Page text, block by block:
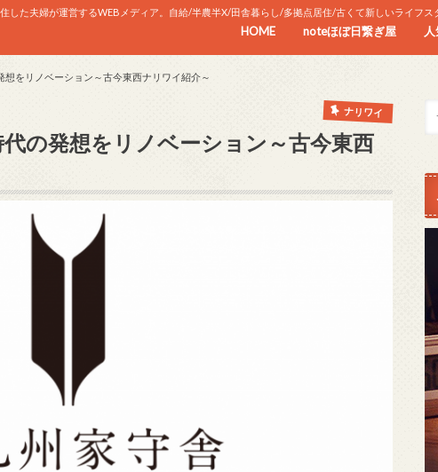
した夫婦が運営するWEBメディア。自給/半農半X/田舎暮らし/多拠点居住/古くて新しいライフス
HOME noteほぼ日繋ぎ屋
想をリノベーション～古今東西ナリワイ紹介～
ナリワイ
代の発想をリノベーション～古今東西